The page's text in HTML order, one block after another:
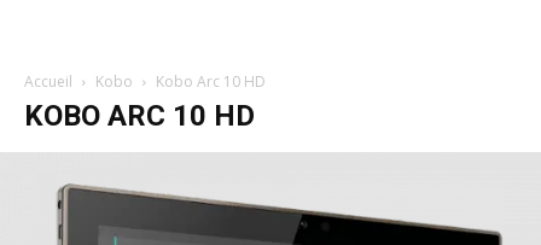
Accueil Kobo Kobo Arc 10 HD
KOBO ARC 10 HD